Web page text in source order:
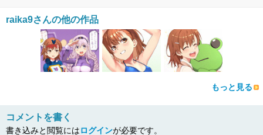
raika9さんの他の作品
もっと見る
コメントを書く
書き込みと閲覧にはログインが必要です。